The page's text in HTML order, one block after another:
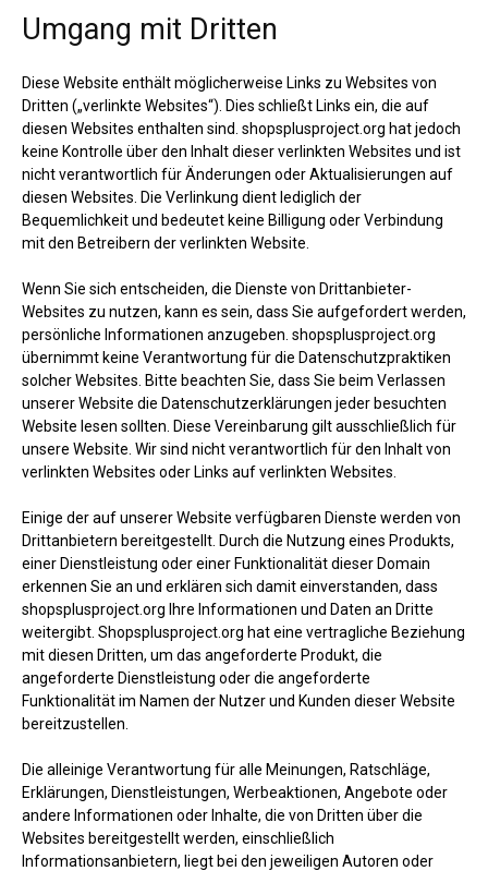
Umgang mit Dritten
Diese Website enthält möglicherweise Links zu Websites von
Dritten („verlinkte Websites“). Dies schließt Links ein, die auf
diesen Websites enthalten sind. shopsplusproject.org hat jedoch
keine Kontrolle über den Inhalt dieser verlinkten Websites und ist
nicht verantwortlich für Änderungen oder Aktualisierungen auf
diesen Websites. Die Verlinkung dient lediglich der
Bequemlichkeit und bedeutet keine Billigung oder Verbindung
mit den Betreibern der verlinkten Website.
Wenn Sie sich entscheiden, die Dienste von Drittanbieter-
Websites zu nutzen, kann es sein, dass Sie aufgefordert werden,
persönliche Informationen anzugeben. shopsplusproject.org
übernimmt keine Verantwortung für die Datenschutzpraktiken
solcher Websites. Bitte beachten Sie, dass Sie beim Verlassen
unserer Website die Datenschutzerklärungen jeder besuchten
Website lesen sollten. Diese Vereinbarung gilt ausschließlich für
unsere Website. Wir sind nicht verantwortlich für den Inhalt von
verlinkten Websites oder Links auf verlinkten Websites.
Einige der auf unserer Website verfügbaren Dienste werden von
Drittanbietern bereitgestellt. Durch die Nutzung eines Produkts,
einer Dienstleistung oder einer Funktionalität dieser Domain
erkennen Sie an und erklären sich damit einverstanden, dass
shopsplusproject.org Ihre Informationen und Daten an Dritte
weitergibt. Shopsplusproject.org hat eine vertragliche Beziehung
mit diesen Dritten, um das angeforderte Produkt, die
angeforderte Dienstleistung oder die angeforderte
Funktionalität im Namen der Nutzer und Kunden dieser Website
bereitzustellen.
Die alleinige Verantwortung für alle Meinungen, Ratschläge,
Erklärungen, Dienstleistungen, Werbeaktionen, Angebote oder
andere Informationen oder Inhalte, die von Dritten über die
Websites bereitgestellt werden, einschließlich
Informationsanbietern, liegt bei den jeweiligen Autoren oder